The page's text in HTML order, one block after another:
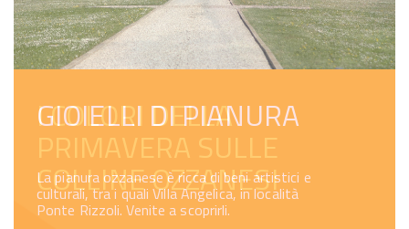
GIOIELLI DI PIANURA
La pianura ozzanese è ricca di beni artistici e
culturali, tra i quali Villa Angelica, in località
Ponte Rizzoli. Venite a scoprirli.
I COLORI DELLA
PRIMAVERA SULLE
COLLINE OZZANESI